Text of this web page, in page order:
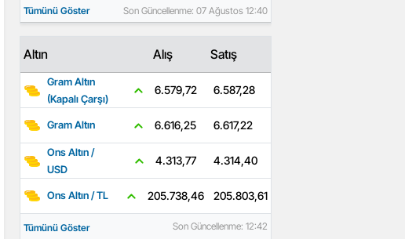
Tümünü Göster Son Güncellenme: 07 Ağustos 12:40
Altın Alış Satış
Gram Altın
(Kapalı Çarşı)
6.579,72 6.587,28
Gram Altın 6.616,25 6.617,22
Ons Altın /
USD
4.313,77 4.314,40
Ons Altın / TL 205.738,46 205.803,61
Tümünü Göster Son Güncellenme: 12:42